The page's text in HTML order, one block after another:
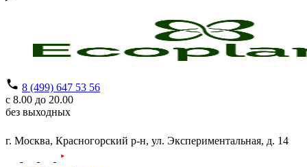
8 (499) 647 53 56
с 8.00 до 20.00
без выходных
г. Москва, Красногорский р-н, ул. Экспериментальная, д. 14